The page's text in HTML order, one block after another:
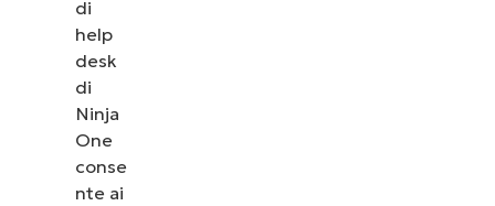
di
help
desk
di
Ninja
One
conse
nte ai